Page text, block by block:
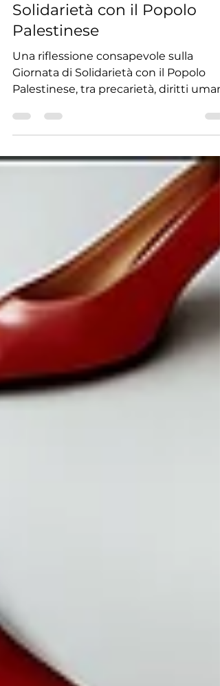
Impegno e denuncia sociale
Giornata Internazionale di
Solidarietà con il Popolo
Palestinese
Giornata di Solidarietà con il Popolo
Palestinese, tra precarietà, diritti
aiuti umanitari bloccati e rischi di